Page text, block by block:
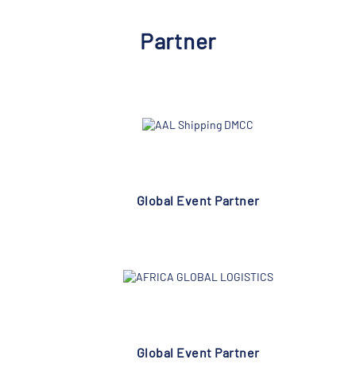
Partner
Global Event Partner
Global Event Partner